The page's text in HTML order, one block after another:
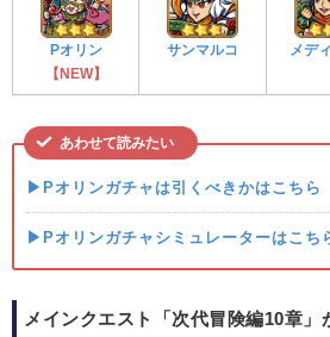
Pオリン
【NEW】
サンマルコ メデ
あわせて読みたい
▶Pオリンガチャは引くべきかはこちら
▶Pオリンガチャシミュレーターはこち
メインクエスト「次代冒険編10章」